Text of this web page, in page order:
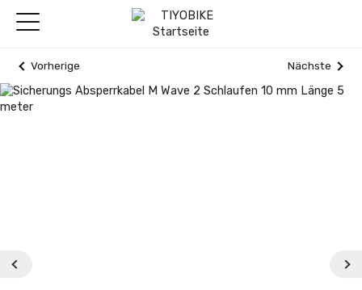
Vorherige Nächste